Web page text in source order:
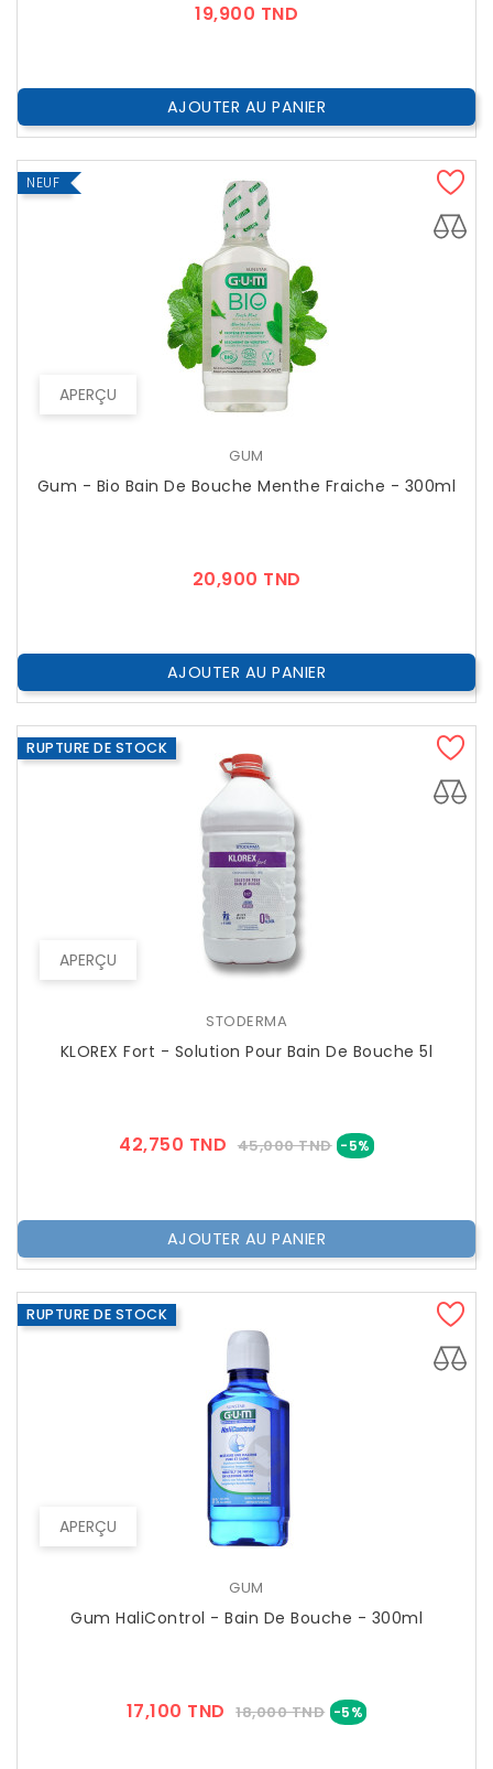
19,900 TND
AJOUTER AU PANIER
APERÇU
NEUF
GUM
Gum - Bio Bain De Bouche Menthe Fraiche - 300ml
20,900 TND
AJOUTER AU PANIER
APERÇU
RUPTURE DE STOCK
STODERMA
KLOREX Fort - Solution Pour Bain De Bouche 5l
42,750 TND Prix
45,000 TND -5% Prix
AJOUTER AU PANIER
APERÇU
RUPTURE DE STOCK
GUM
Gum HaliControl - Bain De Bouche - 300ml
17,100 TND Prix
18,000 TND -5%Prix